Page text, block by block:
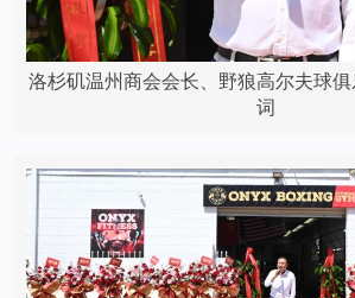
洛杉矶温州商会会长、野狼高尔夫球
词